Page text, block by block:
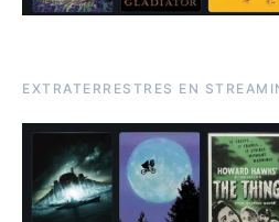
EXTRATERRESTRES EN